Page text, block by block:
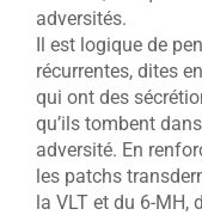
adversités.
Il est logique de
récurrentes, dites
qui ont des
qu’ils tombent
adversité. En
les patchs
la VLT et du 6-MH,